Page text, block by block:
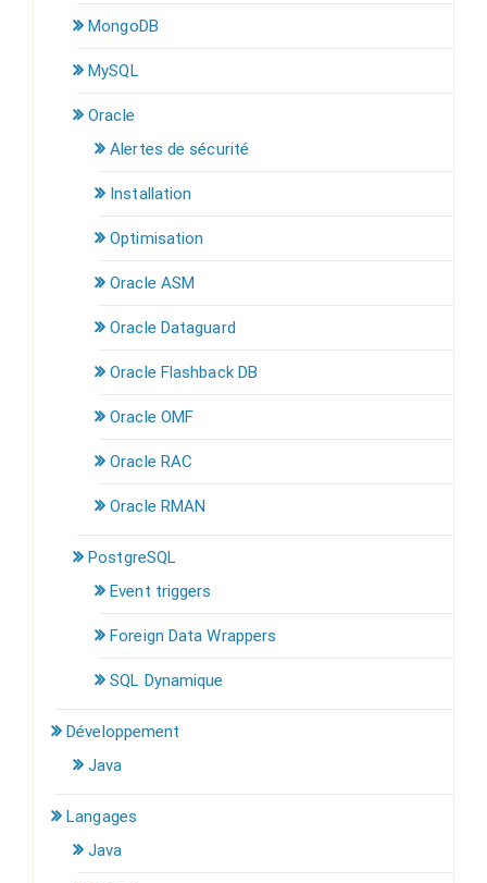
MongoDB
MySQL
Oracle
Alertes de sécurité
Installation
Optimisation
Oracle ASM
Oracle Dataguard
Oracle Flashback DB
Oracle OMF
Oracle RAC
Oracle RMAN
PostgreSQL
Event triggers
Foreign Data Wrappers
SQL Dynamique
Développement
Java
Langages
Java